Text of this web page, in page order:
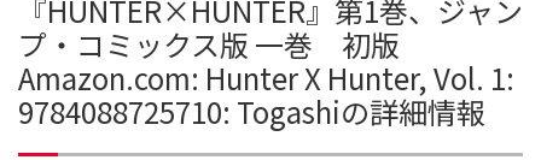
『HUNTER×HUNTER』第1巻、ジャン
プ・コミックス版 一巻 初版
Amazon.com: Hunter X Hunter, Vol. 1:
9784088725710: Togashiの詳細情報